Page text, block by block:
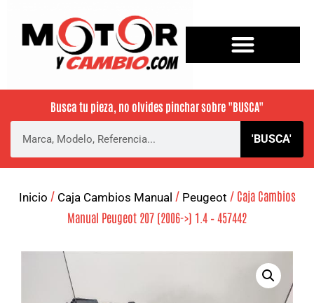
Busca tu pieza, no olvides pinchar sobre "BUSCA"
'BUSCA'
Inicio / Caja Cambios Manual / Peugeot / Caja Cambios
Manual Peugeot 207 (2006->) 1.4 – 457442